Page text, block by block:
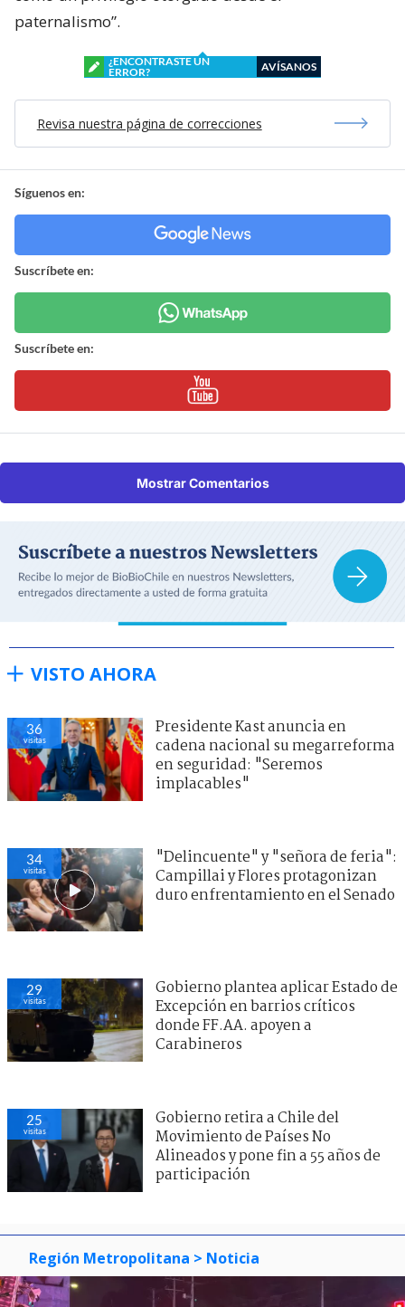
paternalismo”.
¿ENCONTRASTE UN
ERROR?
AVÍSANOS
Revisa nuestra página de correcciones
Síguenos en:
Suscríbete en:
Suscríbete en:
Mostrar Comentarios
VISTO AHORA
36
visitas
Presidente Kast anuncia en
cadena nacional su megarreforma
en seguridad: "Seremos
implacables"
34
visitas
"Delincuente" y "señora de feria":
Campillai y Flores protagonizan
duro enfrentamiento en el Senado
29
visitas
Gobierno plantea aplicar Estado de
Excepción en barrios críticos
donde FF.AA. apoyen a
Carabineros
25
visitas
Gobierno retira a Chile del
Movimiento de Países No
Alineados y pone fin a 55 años de
participación
Región Metropolitana > Noticia